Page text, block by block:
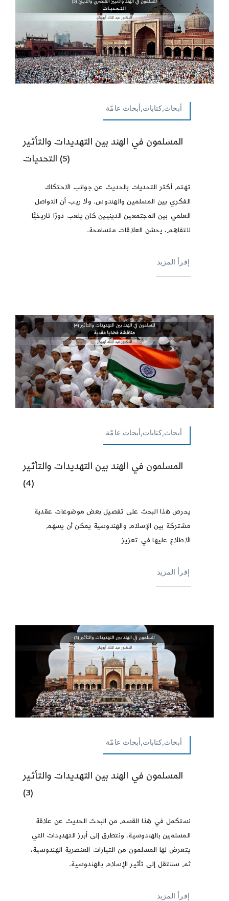
أبحاث,كتابات,أبحاث عامّة
المسلمون في الهند بين التهديدات والتأثير
(5) التحديات
تهتم أكثر التحديات بالحديث عن جوانب الاحتكاك
الفكري بين المسلمين والهندوس. ولا ريب أن التواصل
العلمي بين المجتمعين الدينيين كان يلعب دورًا تاريخيًّا
للتفاهم، يحسّن العلاقات متسامحة.
إقرأ المزيد
أبحاث,كتابات,أبحاث عامّة
المسلمون في الهند بين التهديدات والتأثير
(4)
يحرص هذا البحث على تفصيل بعض موضوعات عقدية
مشتركة بين الإسلام والهندوسية يمكن أن يسهم
الاطلاع عليها في تعزيز
إقرأ المزيد
أبحاث,كتابات,أبحاث عامّة
المسلمون في الهند بين التهديدات والتأثير
(3)
نستكمل في هذا القسم من البحث الحديث عن علاقة
المسلمين بالهندوسية، ونتطرق إلى أبرز التهديدات التي
يتعرض لها المسلمون من التيارات العنصرية الهندوسية،
ثم سننتقل إلى تأثير الإسلام بالهندوسية.
إقرأ المزيد